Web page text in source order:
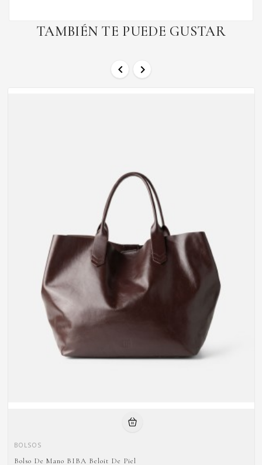
TAMBIÉN TE PUEDE GUSTAR
 
BOLSOS
Bolso De Mano BIBA Beloit De Piel